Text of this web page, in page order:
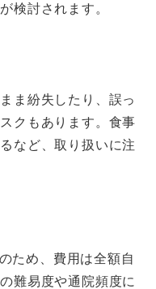
検討されます。
ま紛失したり、誤っ
クもあります。食事
など、取り扱いに注
ため、費用は全額自
難易度や通院頻度に